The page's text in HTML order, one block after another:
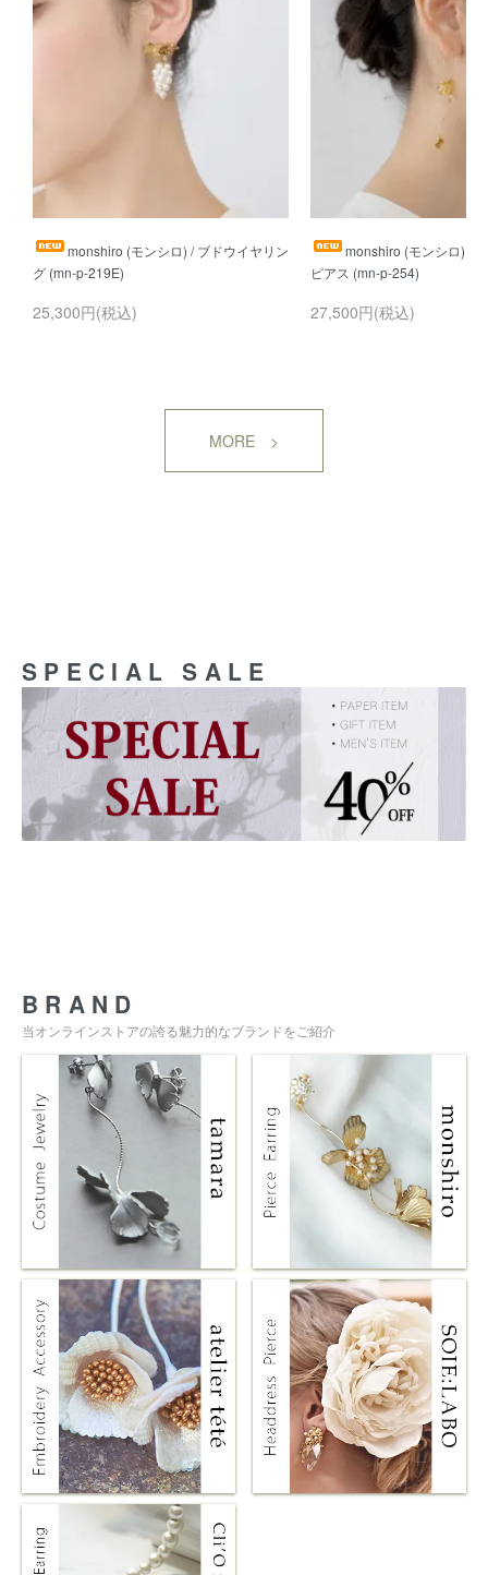
monshiro (モンシロ) / ブドウイヤリン
25,300円(税込)
monshiro (モンシロ) /
27,500円(税込)
MORE >
SPECIAL SALE
BRAND
当オンラインストアの誇る魅力的なブランドをご紹介